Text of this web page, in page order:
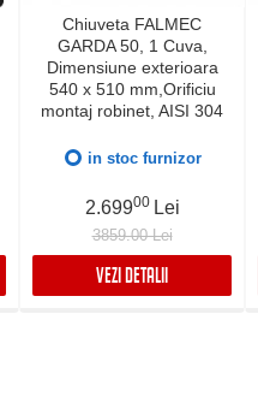
Chiuveta FALMEC
GARDA 50, 1 Cuva,
Dimensiune exterioara
540 x 510 mm,Orificiu
montaj robinet, AISI 304
12mm, Supapa de golire
zgomot, Sistem drenaj
FALMEC, Instalare flush
sau pe blat
in stoc furnizor
2.69900 Lei
3859.00 Lei
VEZI DETALII